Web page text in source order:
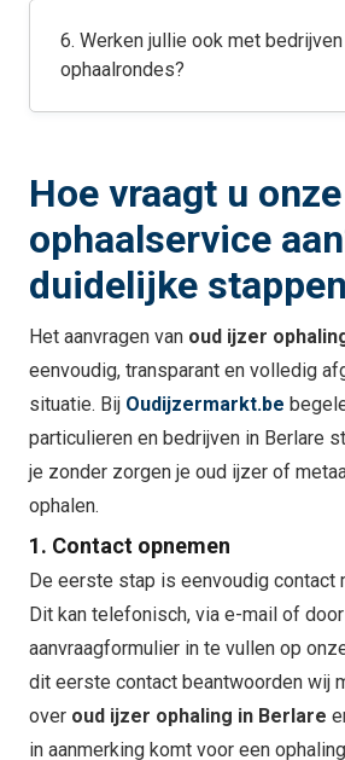
6. Werken jullie ook met
ophaalrondes?
Hoe vraagt u onze
ophaalservice
duidelijke stappen
Het aanvragen van oud ijzer
eenvoudig, transparant en volledig
situatie. Bij Oudijzermarkt.be
particulieren en bedrijven in Berlare
je zonder zorgen je oud ijzer of
ophalen.
1. Contact opnemen
De eerste stap is eenvoudig contact
Dit kan telefonisch, via e-mail of
aanvraagformulier in te vullen op
dit eerste contact beantwoorden wij
over oud ijzer ophaling in Berlare
in aanmerking komt voor een